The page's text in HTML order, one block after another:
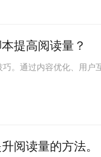
提高阅读量？
。通过内容优化、用户
阅读量的方法。